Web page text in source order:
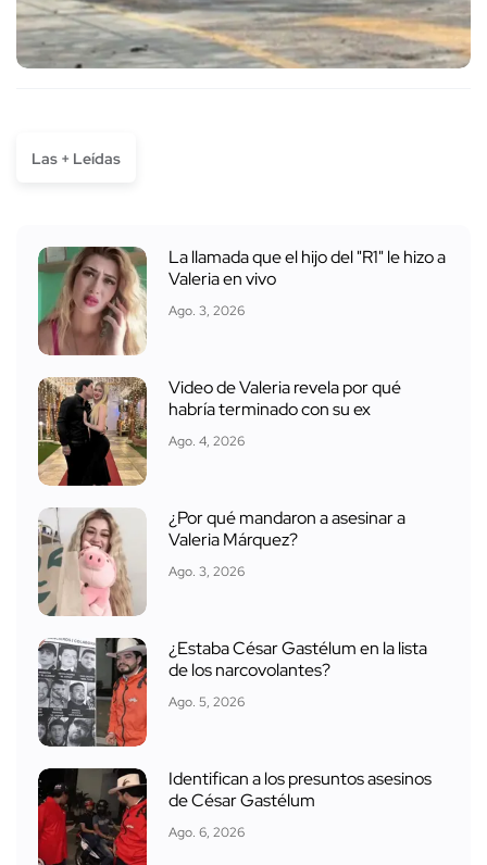
Las + Leídas
La llamada que el hijo del "R1" le hizo a
Valeria en vivo
Ago. 3, 2026
Video de Valeria revela por qué
habría terminado con su ex
Ago. 4, 2026
¿Por qué mandaron a asesinar a
Valeria Márquez?
Ago. 3, 2026
¿Estaba César Gastélum en la lista
de los narcovolantes?
Ago. 5, 2026
Identifican a los presuntos asesinos
de César Gastélum
Ago. 6, 2026